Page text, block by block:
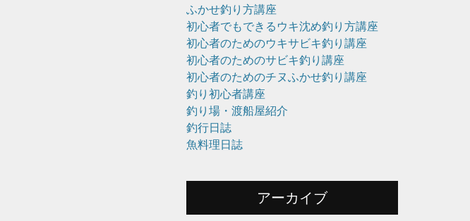
ふかせ釣り方講座
初心者でもできるウキ沈め釣り方講座
初心者のためのウキサビキ釣り講座
初心者のためのサビキ釣り講座
初心者のためのチヌふかせ釣り講座
釣り初心者講座
釣り場・渡船屋紹介
釣行日誌
魚料理日誌
アーカイブ